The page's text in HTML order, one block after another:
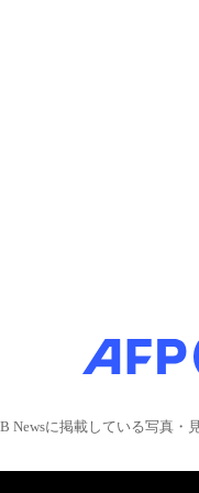
Newsに掲載している写真・